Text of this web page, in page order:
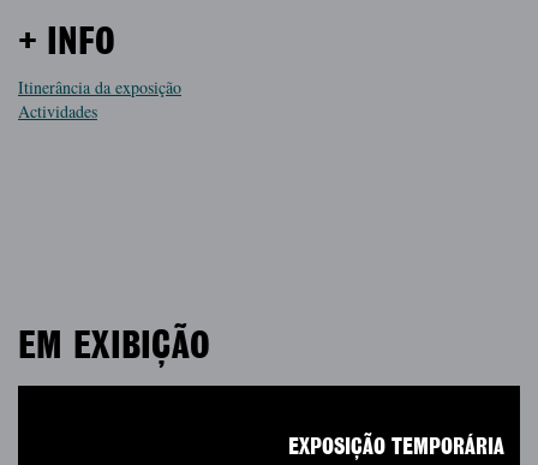
+ INFO
Itinerância da exposição
Actividades
EM EXIBIÇÃO
EXPOSIÇÃO TEMPORÁRIA